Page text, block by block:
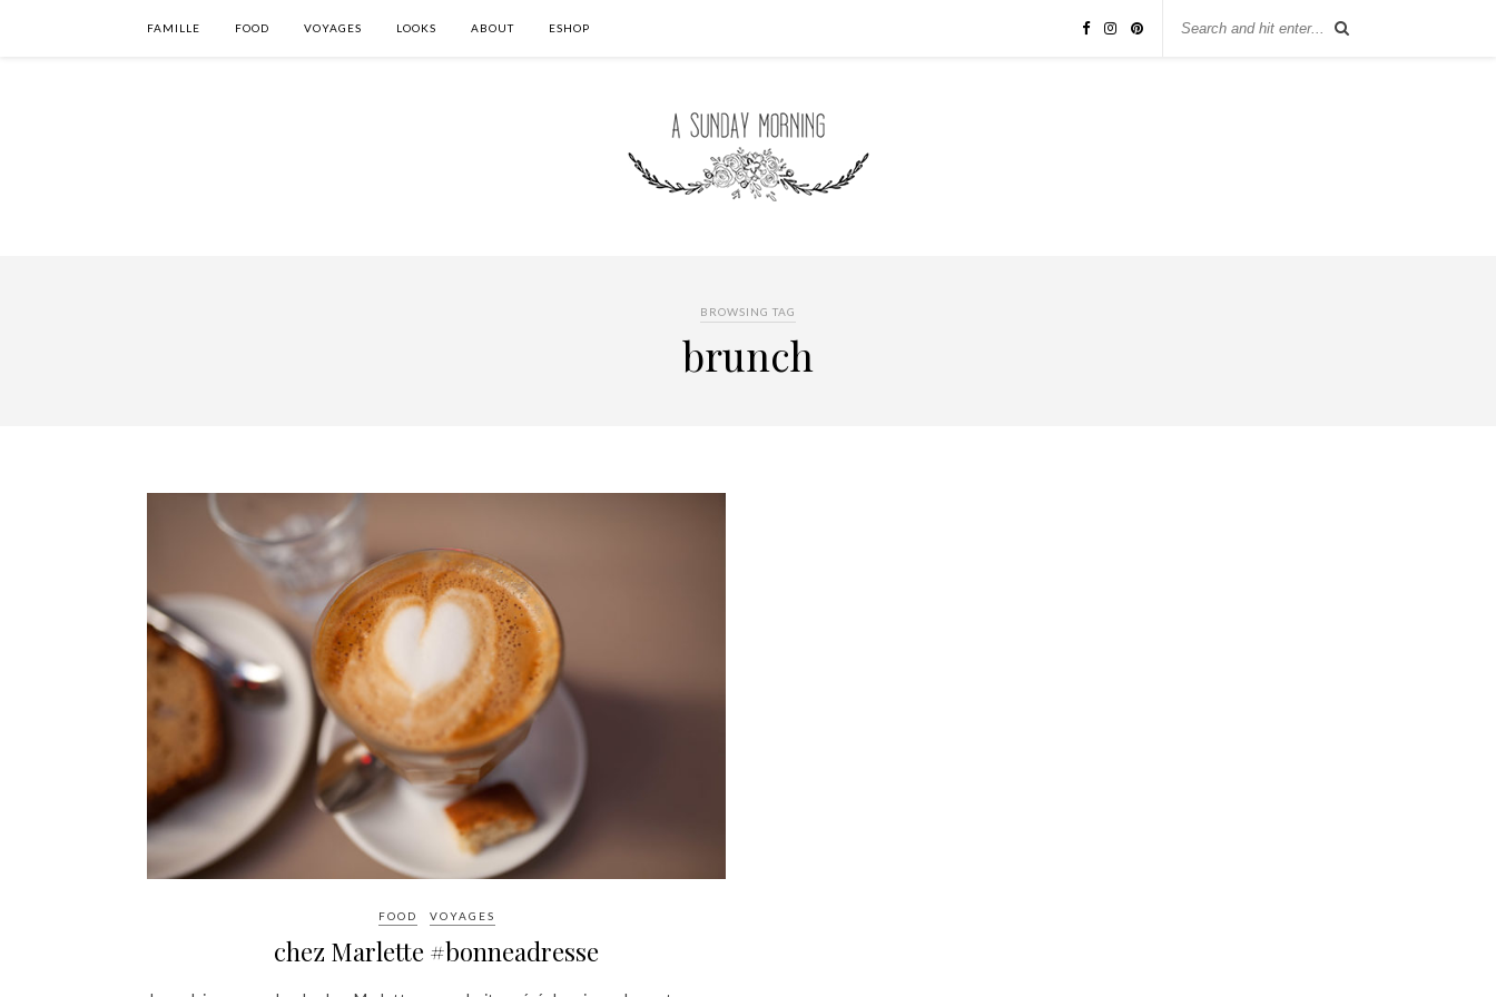
FAMILLE FOOD VOYAGES LOOKS ABOUT ESHOP
BROWSING TAG
brunch
FOOD VOYAGES
chez Marlette #bonneadresse